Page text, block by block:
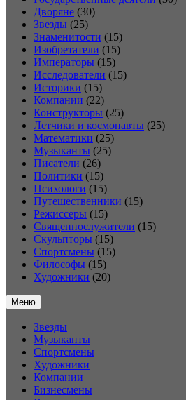
Дворяне (30)
Звезды (25)
Знаменитости (15)
Изобретатели (15)
Императоры (15)
Исследователи (15)
Историки (15)
Компании (22)
Конструкторы (25)
Летчики и космонавты (25)
Математики (25)
Музыканты (25)
Писатели (26)
Политики (15)
Психологи (15)
Путешественники (15)
Режиссеры (15)
Священнослужители (15)
Скульпторы (15)
Спортсмены (15)
Философы (15)
Художники (20)
Меню
Звезды
Музыканты
Спортсмены
Художники
Компании
Бизнесмены